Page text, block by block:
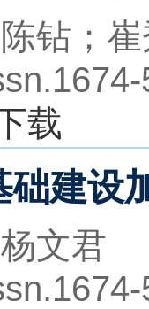
钻；
载
建设
文君